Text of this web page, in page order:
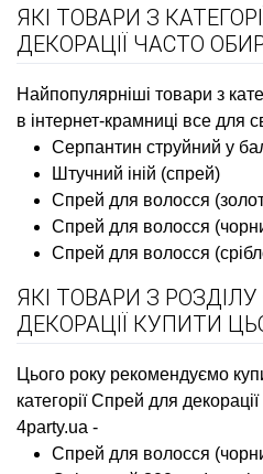
ЯКІ ТОВАРИ З
ДЕКОРАЦІЇ ЧАСТО
Найпопулярніші товари з
в інтернет-крамниці все для
Серпантин струйний у
Штучний іній (спрей)
Спрей для волосся
Спрей для волосся
Спрей для волосся
ЯКІ ТОВАРИ З
ДЕКОРАЦІЇ КУПИТИ
Цього року рекомендуємо
категорії Спрей для
4party.ua -
Спрей для волосся